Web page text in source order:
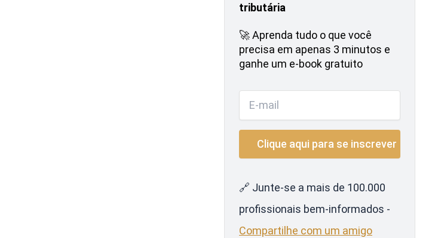
tributária
🚀 Aprenda tudo o que você
precisa em apenas 3 minutos e
ganhe um e-book gratuito
🔗 Junte-se a mais de 100.000
profissionais bem-informados -
Compartilhe com um amigo